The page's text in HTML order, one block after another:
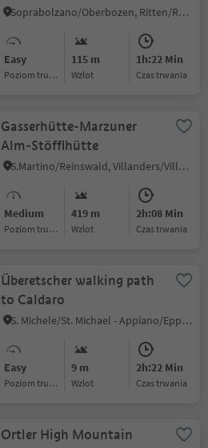
the Earth Pyramids
Soprabolzano/Oberbozen, Ritten/Renon, Bolzano/Bozen and environs
Easy
Poziom trudności
115 m
Wzlot
1h:22 Min
czas trwania
Gasserhütte-Marzuner
Alm-Stöfflhütte
S.Martino/Reinswald, Villanders/Villandro, Brixen/Bressanone and environs
Medium
Poziom trudności
419 m
Wzlot
2h:08 Min
czas trwania
Überetscher walking path
to Caldaro
S. Michele/St. Michael - Appiano/Eppan, Eppan an der Weinstaße/Appiano sulla Strada del Vino, Alto Adige Wine Road
Easy
Poziom trudności
9 m
Wzlot
2h:22 Min
czas trwania
Ortler High Mountain